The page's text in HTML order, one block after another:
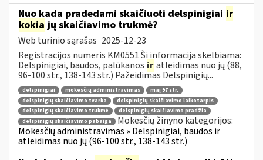
Nuo kada pradedami skaičiuoti delspinigiai ir
kokia jų skaičiavimo trukmė?
Web turinio sąrašas 2025-12-23
Registracijos numeris KM0551 Ši informacija skelbiama:
Delspinigiai, baudos, palūkanos iratleidimas nuo jų (88,
96-100 str., 138-143 str.) Pažeidimas Delspinigių...
delspinigiai mokesčių administravimas
maį 97 str.
delspinigių skaičiavimo tvarka
delspinigių skaičiavimo laikotarpis
delspinigių skaičiavimo trukmė
delspinigių skaičiavimo pradžia
delspinigių skaičiavimo pabaiga
Mokesčių žinyno kategorijos:
Mokesčių administravimas » Delspinigiai, baudos ir
atleidimas nuo jų (96-100 str., 138-143 str.)